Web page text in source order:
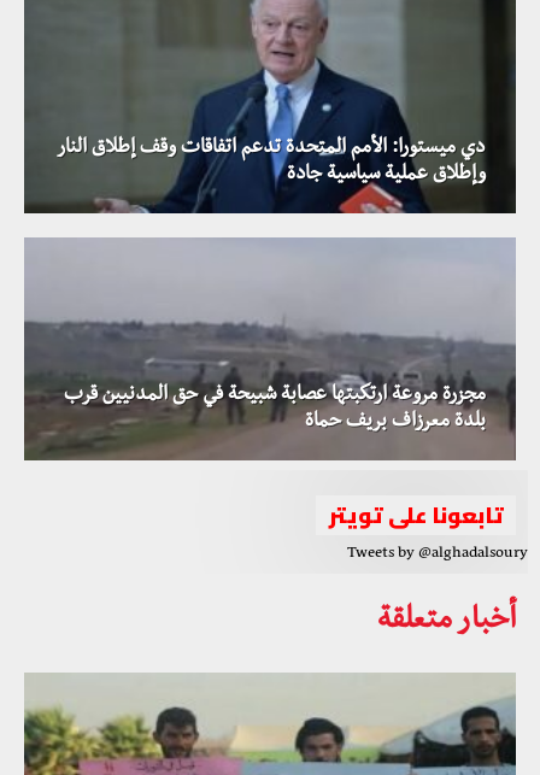
دي ميستورا: الأمم المتحدة تدعم اتفاقات وقف إطلاق النار
وإطلاق عملية سياسية جادة
مجزرة مروعة ارتكبتها عصابة شبيحة في حق المدنيين قرب
بلدة معرزاف بريف حماة
تابعونا على تويتر
Tweets by @alghadalsoury
أخبار متعلقة